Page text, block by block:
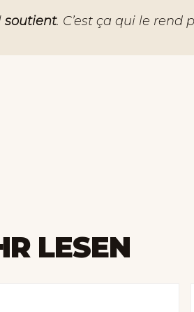
soutient. C’est ça qui le rend
LESEN